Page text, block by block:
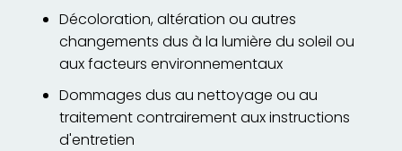
Décoloration, altération ou autres
changements dus à la lumière du soleil ou
aux facteurs environnementaux
Dommages dus au nettoyage ou au
traitement contrairement aux instructions
d'entretien